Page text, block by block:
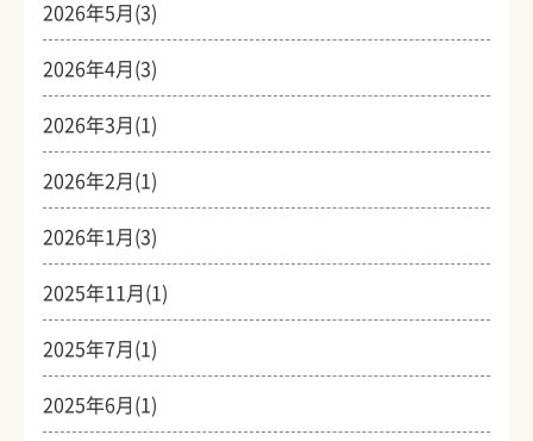
2026年5月(3)
2026年4月(3)
2026年3月(1)
2026年2月(1)
2026年1月(3)
2025年11月(1)
2025年7月(1)
2025年6月(1)